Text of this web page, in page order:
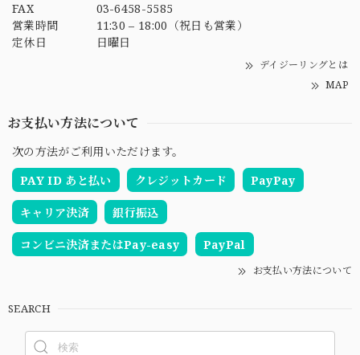
FAX
03-6458-5585
営業時間
11:30 – 18:00（祝日も営業）
定休日
日曜日
デイジーリングとは
MAP
お支払い方法について
次の方法がご利用いただけます。
PAY ID あと払い
クレジットカード PayPay
キャリア決済 銀行振込
コンビニ決済またはPay-easy PayPal
お支払い方法について
SEARCH